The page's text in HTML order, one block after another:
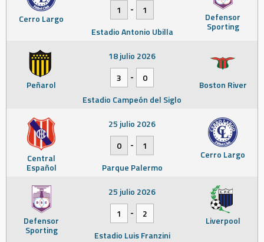
Cerro Largo Defensor
Sporting
1
-
1
Estadio Antonio Ubilla
Peñarol Boston River
18 julio 2026
3
-
0
Estadio Campeón del Siglo
Central
Español
Cerro Largo
25 julio 2026
0
-
1
Parque Palermo
Defensor
Sporting
Liverpool
25 julio 2026
1
-
2
Estadio Luis Franzini